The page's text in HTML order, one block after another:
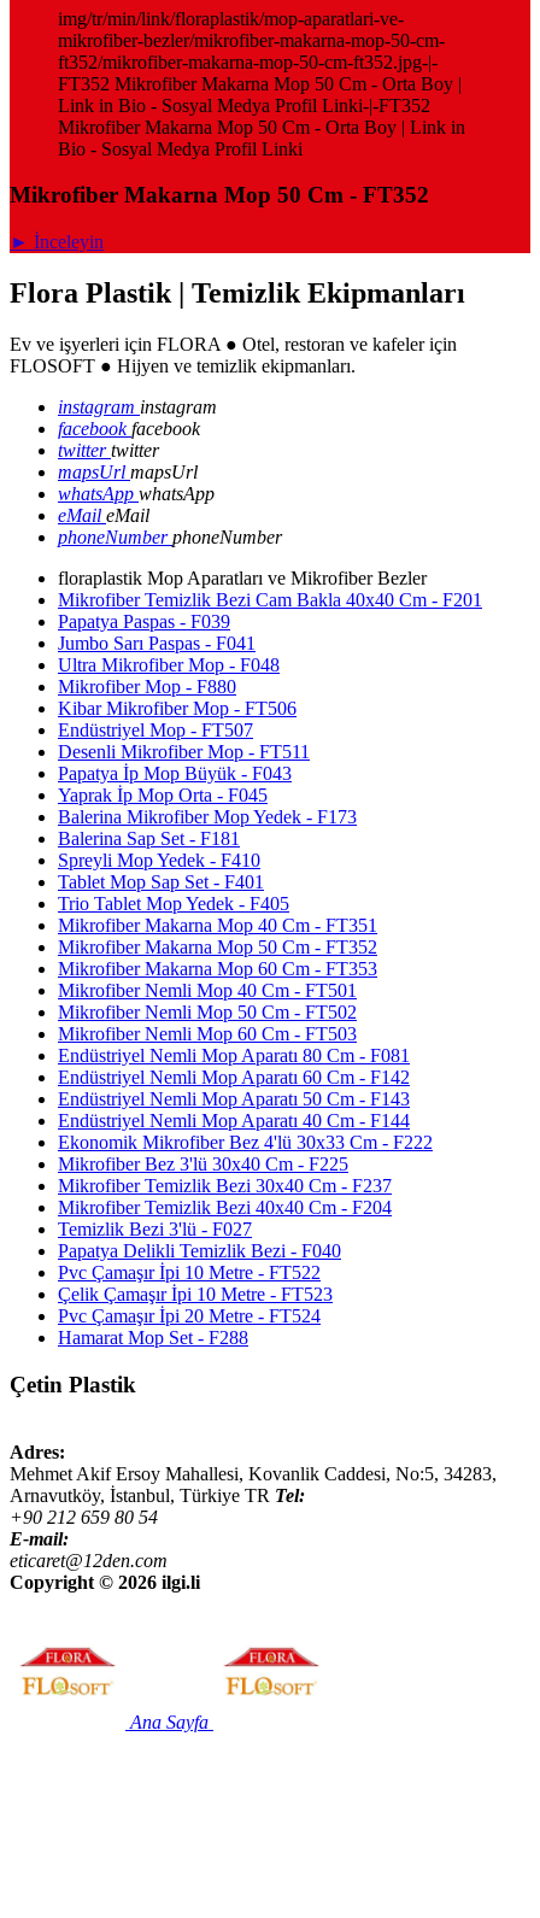
img/tr/min/link/floraplastik/mop-aparatlari-ve-
mikrofiber-bezler/mikrofiber-makarna-mop-50-cm-
ft352/mikrofiber-makarna-mop-50-cm-ft352.jpg-|-
FT352 Mikrofiber Makarna Mop 50 Cm - Orta Boy |
Link in Bio - Sosyal Medya Profil Linki-|-FT352
Mikrofiber Makarna Mop 50 Cm - Orta Boy | Link in
Bio - Sosyal Medya Profil Linki
Mikrofiber Makarna Mop 50 Cm - FT352
► İnceleyin
Flora Plastik | Temizlik Ekipmanları
Ev ve işyerleri için FLORA ● Otel, restoran ve kafeler için
FLOSOFT ● Hijyen ve temizlik ekipmanları.
instagram instagram
facebookfacebook
twittertwitter
mapsUrl mapsUrl
whatsApp whatsApp
eMail eMail
phoneNumberphoneNumber
floraplastik Mop Aparatları ve Mikrofiber Bezler
Mikrofiber Temizlik Bezi Cam Bakla 40x40 Cm - F201
Papatya Paspas - F039
Jumbo Sarı Paspas - F041
Ultra Mikrofiber Mop - F048
Mikrofiber Mop - F880
Kibar Mikrofiber Mop - FT506
Endüstriyel Mop - FT507
Desenli Mikrofiber Mop - FT511
Papatya İp Mop Büyük - F043
Yaprak İp Mop Orta - F045
Balerina Mikrofiber Mop Yedek - F173
Balerina Sap Set - F181
Spreyli Mop Yedek - F410
Tablet Mop Sap Set - F401
Trio Tablet Mop Yedek - F405
Mikrofiber Makarna Mop 40 Cm - FT351
Mikrofiber Makarna Mop 50 Cm - FT352
Mikrofiber Makarna Mop 60 Cm - FT353
Mikrofiber Nemli Mop 40 Cm - FT501
Mikrofiber Nemli Mop 50 Cm - FT502
Mikrofiber Nemli Mop 60 Cm - FT503
Endüstriyel Nemli Mop Aparatı 80 Cm - F081
Endüstriyel Nemli Mop Aparatı 60 Cm - F142
Endüstriyel Nemli Mop Aparatı 50 Cm - F143
Endüstriyel Nemli Mop Aparatı 40 Cm - F144
Ekonomik Mikrofiber Bez 4'lü 30x33 Cm - F222
Mikrofiber Bez 3'lü 30x40 Cm - F225
Mikrofiber Temizlik Bezi 30x40 Cm - F237
Mikrofiber Temizlik Bezi 40x40 Cm - F204
Temizlik Bezi 3'lü - F027
Papatya Delikli Temizlik Bezi - F040
Pvc Çamaşır İpi 10 Metre - FT522
Çelik Çamaşır İpi 10 Metre - FT523
Pvc Çamaşır İpi 20 Metre - FT524
Hamarat Mop Set - F288
Çetin Plastik
Adres:
Mehmet Akif Ersoy Mahallesi, Kovanlik Caddesi, No:5, 34283,
Arnavutköy, İstanbul, Türkiye TR Tel:
+90 212 659 80 54
E-mail:
eticaret@12den.com
Copyright © 2026 ilgi.li
Ana Sayfa